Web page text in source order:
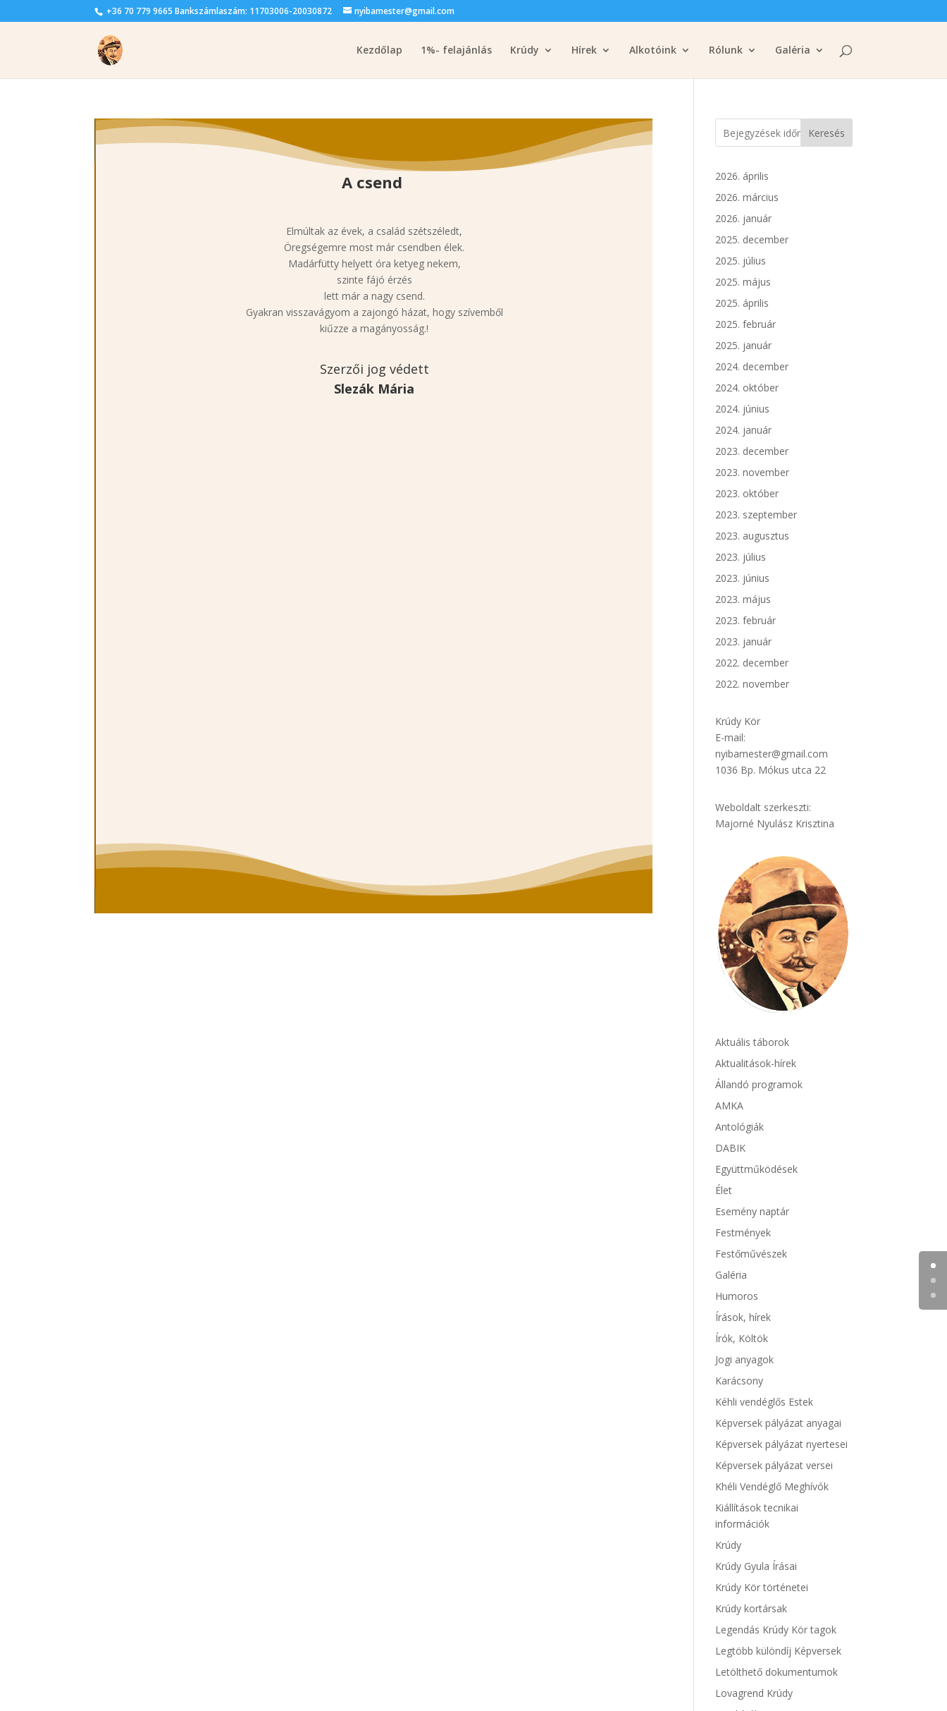
+36 70 779 9665 Bankszámlaszám: 11703006-20030872 nyibamester@gmail.com
Kezdőlap 1%- felajánlás Krúdy Hírek Alkotóink Rólunk Galéria
A csend
Elmúltak az évek, a család szétszéledt,
Öregségemre most már csendben élek.
Madárfütty helyett óra ketyeg nekem,
szinte fájó érzés
lett már a nagy csend.
Gyakran visszavágyom a zajongó házat, hogy szívemből
kiűzze a magányosság.!
Szerzői jog védett
Slezák Mária
Keresés
2026. április
2026. március
2026. január
2025. december
2025. július
2025. május
2025. április
2025. február
2025. január
2024. december
2024. október
2024. június
2024. január
2023. december
2023. november
2023. október
2023. szeptember
2023. augusztus
2023. július
2023. június
2023. május
2023. február
2023. január
2022. december
2022. november
Krúdy Kör
E-mail:
nyibamester@gmail.com
1036 Bp. Mókus utca 22
Weboldalt szerkeszti:
Majorné Nyulász Krisztina
Aktuális táborok
Aktualitások-hírek
Állandó programok
AMKA
Antológiák
DABIK
Együttműködések
Élet
Esemény naptár
Festmények
Festőművészek
Galéria
Humoros
Írások, hírek
Írók, Költök
Jogi anyagok
Karácsony
Kéhli vendéglős Estek
Képversek pályázat anyagai
Képversek pályázat nyertesei
Képversek pályázat versei
Khéli Vendéglő Meghívók
Kiállítások tecnikai
információk
Krúdy
Krúdy Gyula Írásai
Krúdy Kör történetei
Krúdy kortársak
Legendás Krúdy Kör tagok
Legtöbb különdíj Képversek
Letölthető dokumentumok
Lovagrend Krúdy